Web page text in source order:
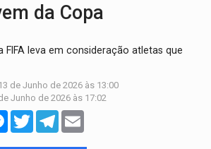
da Copa
FIFA leva em consideração atletas que
de Junho de 2026 às 13:00
Junho de 2026 às 17:02
Messenger
TwitterTelegram